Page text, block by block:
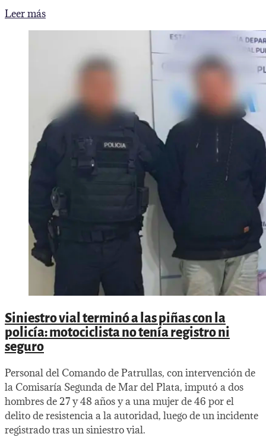
Leer másDaño
frente
comercio,
terminó
aprehendido
Siniestro vial terminó a las piñas con la
policía: motociclista no tenía registro ni
seguro
Personal del Comando de Patrullas, con intervención de
la Comisaría Segunda de Mar del Plata, imputó a dos
hombres de 27 y 48 años y a una mujer de 46 por el
delito de resistencia a la autoridad, luego de un incidente
registrado tras un siniestro vial.